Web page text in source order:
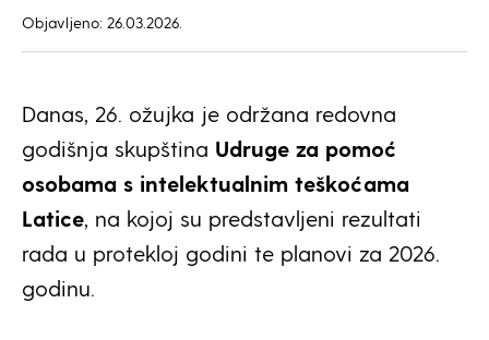
Objavljeno: 26.03.2026.
Danas, 26. ožujka je održana redovna
godišnja skupština Udruge za pomoć
osobama s intelektualnim teškoćama
Latice , na kojoj su predstavljeni rezultati
rada u protekloj godini te planovi za 2026.
godinu.